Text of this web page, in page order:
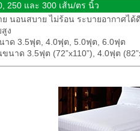
250 และ 300 เส้น/ตร นิ้ว
นอนสบาย ไม่ร้อน ระบายอากาศไ
ง
ด 3.5ฟุต, 4.0ฟุต, 5.0ฟุต, 6.0ฟุต
นาด 3.5ฟุต (72”x110”), 4.0ฟุต